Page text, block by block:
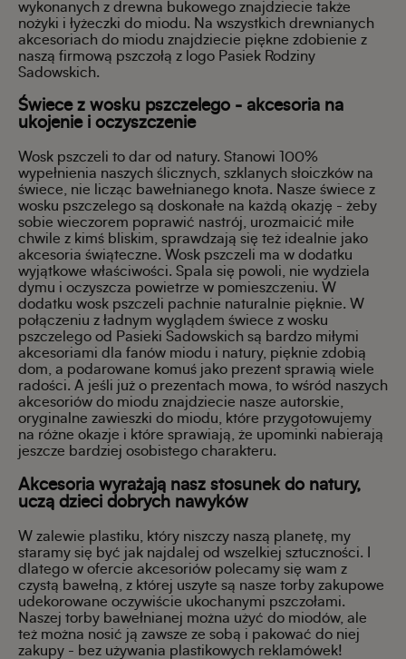
wykonanych z drewna bukowego znajdziecie także
nożyki i łyżeczki do miodu. Na wszystkich drewnianych
akcesoriach do miodu znajdziecie piękne zdobienie z
naszą firmową pszczołą z logo Pasiek Rodziny
Sadowskich.
Świece z wosku pszczelego - akcesoria na
ukojenie i oczyszczenie
Wosk pszczeli to dar od natury. Stanowi 100%
wypełnienia naszych ślicznych, szklanych słoiczków na
świece, nie licząc bawełnianego knota. Nasze świece z
wosku pszczelego są doskonałe na każdą okazję - żeby
sobie wieczorem poprawić nastrój, urozmaicić miłe
chwile z kimś bliskim, sprawdzają się też idealnie jako
akcesoria świąteczne. Wosk pszczeli ma w dodatku
wyjątkowe właściwości. Spala się powoli, nie wydziela
dymu i oczyszcza powietrze w pomieszczeniu. W
dodatku wosk pszczeli pachnie naturalnie pięknie. W
połączeniu z ładnym wyglądem świece z wosku
pszczelego od Pasieki Sadowskich są bardzo miłymi
akcesoriami dla fanów miodu i natury, pięknie zdobią
dom, a podarowane komuś jako prezent sprawią wiele
radości. A jeśli już o prezentach mowa, to wśród naszych
akcesoriów do miodu znajdziecie nasze autorskie,
oryginalne zawieszki do miodu, które przygotowujemy
na różne okazje i które sprawiają, że upominki nabierają
jeszcze bardziej osobistego charakteru.
Akcesoria wyrażają nasz stosunek do natury,
uczą dzieci dobrych nawyków
W zalewie plastiku, który niszczy naszą planetę, my
staramy się być jak najdalej od wszelkiej sztuczności. I
dlatego w ofercie akcesoriów polecamy się wam z
czystą bawełną, z której uszyte są nasze torby zakupowe
udekorowane oczywiście ukochanymi pszczołami.
Naszej torby bawełnianej można użyć do miodów, ale
też można nosić ją zawsze ze sobą i pakować do niej
zakupy - bez używania plastikowych reklamówek!